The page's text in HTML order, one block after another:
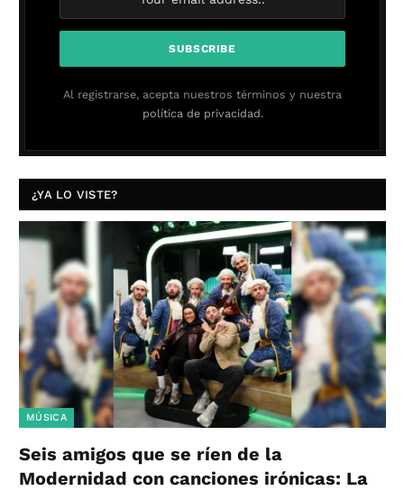
Al registrarse, acepta nuestros términos y nuestra
política de privacidad.
¿YA LO VISTE?
MÚSICA
Seis amigos que se ríen de la
Modernidad con canciones irónicas: La